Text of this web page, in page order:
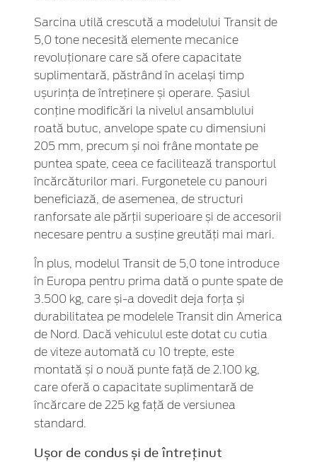
Sarcina utilă crescută a modelului Transit de
5,0 tone necesită elemente mecanice
revoluționare care să ofere capacitate
suplimentară, păstrând în același timp
ușurința de întreținere și operare. Șasiul
conține modificări la nivelul ansamblului
roată butuc, anvelope spate cu dimensiuni
205 mm, precum și noi frâne montate pe
puntea spate, ceea ce facilitează transportul
încărcăturilor mari. Furgonetele cu panouri
beneficiază, de asemenea, de structuri
ranforsate ale părții superioare și de accesorii
necesare pentru a susține greutăți mai mari.
În plus, modelul Transit de 5,0 tone introduce
în Europa pentru prima dată o punte spate de
3.500 kg, care și-a dovedit deja forța și
durabilitatea pe modelele Transit din America
de Nord. Dacă vehiculul este dotat cu cutia
de viteze automată cu 10 trepte, este
montată și o nouă punte față de 2.100 kg,
care oferă o capacitate suplimentară de
încărcare de 225 kg față de versiunea
standard.
Ușor de condus și de întreținut